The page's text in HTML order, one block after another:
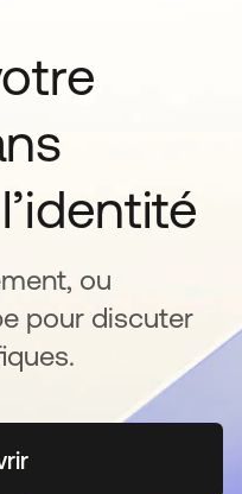
ou
pour discuter
dans un nouvel